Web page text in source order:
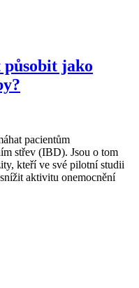
působit jako
pacientům
střev (IBD). Jsou o tom
kteří ve své pilotní studii
aktivitu onemocnění